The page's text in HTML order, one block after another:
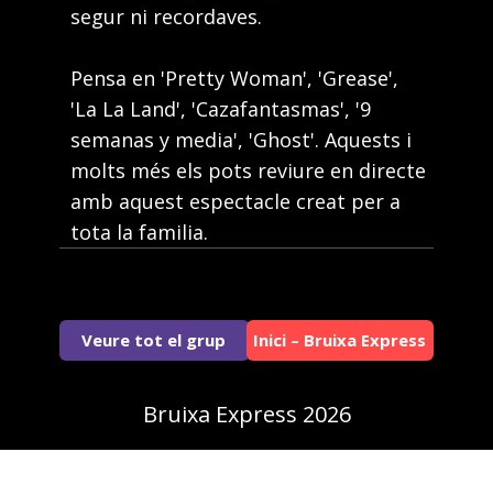
segur ni recordaves.
Pensa en 'Pretty Woman', 'Grease',
'La La Land', 'Cazafantasmas', '9
semanas y media', 'Ghost'. Aquests i
molts més els pots reviure en directe
amb aquest espectacle creat per a
tota la familia.
Veure tot el grup Inici – Bruixa Express
Bruixa Express 2026